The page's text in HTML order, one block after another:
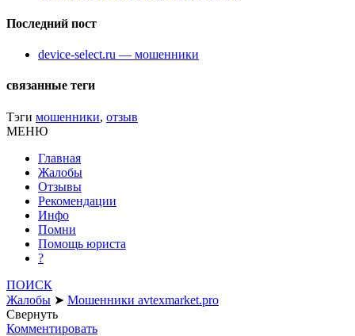
Последний пост
device-select.ru — мошенники
связанные теги
Тэги мошенники, отзыв
МЕНЮ
Главная
Жалобы
Отзывы
Рекомендации
Инфо
Помни
Помощь юриста
?
ПОИСК
Жалобы ➤ Мошенники avtexmarket.pro
Свернуть
Комментировать